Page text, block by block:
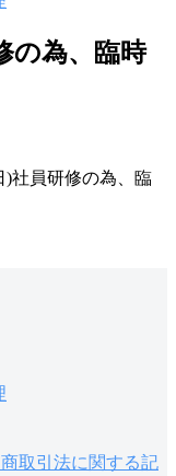
の為、臨時
)社員研修の為、臨
取引法に関する記